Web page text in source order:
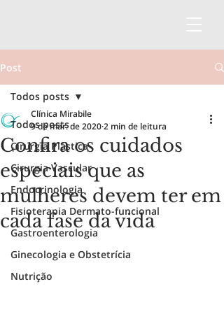
Post
Todos posts
Cirurgia Plástica
Cirurgia Vascular
Endocrinologia
Fisioterapia Dermato-funcional
Gastroenterologia
Ginecologia e Obstetrícia
Nutrição
Todos posts
Confira os cuidados
especiais que as
mulheres devem ter em
cada fase da vida
Clínica Mirabile
9 de mar. de 20202 min de leitura